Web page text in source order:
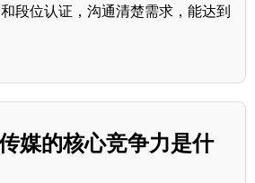
段位认证，沟通清楚需求，能达到
媒的核心竞争力是什